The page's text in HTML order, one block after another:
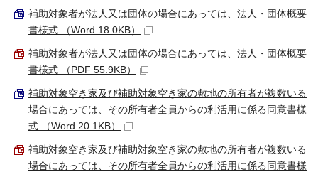
補助対象者が法人又は団体の場合にあっては、法人・団体概要
書様式 （Word 18.0KB）
補助対象者が法人又は団体の場合にあっては、法人・団体概要
書様式 （PDF 55.9KB）
補助対象空き家及び補助対象空き家の敷地の所有者が複数いる
場合にあっては、その所有者全員からの利活用に係る同意書様
式 （Word 20.1KB）
補助対象空き家及び補助対象空き家の敷地の所有者が複数いる
場合にあっては、その所有者全員からの利活用に係る同意書様